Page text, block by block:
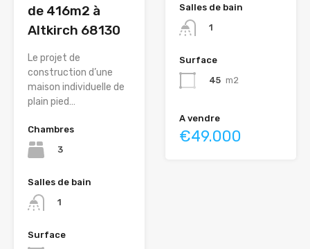
de 416m2 à
Altkirch 68130
Le projet de
construction d’une
maison individuelle de
plain pied…
Chambres
3
Salles de bain
1
Surface
Salles de bain
1
Surface
45 m2
A vendre
€49.000